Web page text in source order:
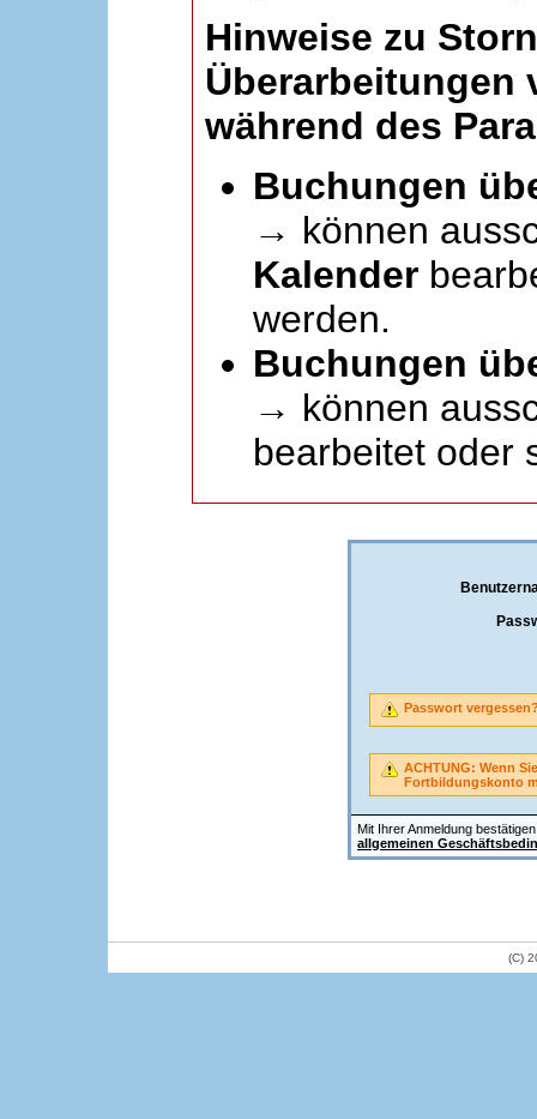
Hinweise zu
Überarbeitungen
während des
Buchungen
→ können
Kalender
werden.
Buchungen
→ können
bearbeitet oder
Mit Ihrer Anmeldung
allgemeinen
Passwort
ACHTUNG: Wenn
Fortbildungskonto
(C)